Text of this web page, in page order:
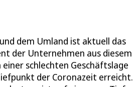
dem Umland ist aktuell das
der Unternehmen aus diesem
schlechten Geschäftslage
der Coronazeit erreicht.